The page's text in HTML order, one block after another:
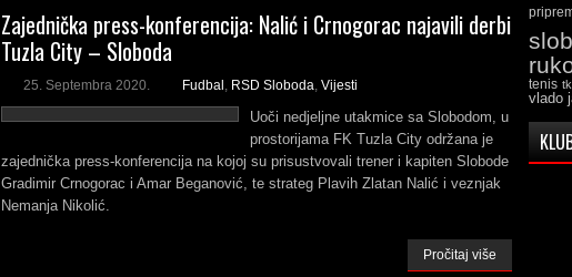
Zajednička press-konferencija: Nalić i Crnogorac najavili derbi
Tuzla City – Sloboda
25. Septembra 2020. Fudbal , RSD Sloboda, Vijesti
Uoči nedjeljne utakmice sa Slobodom, u
prostorijama FK Tuzla City održana je
zajednička press-konferencija na kojoj su prisustvovali trener i kapiten Slobode
Gradimir Crnogorac i Amar Beganović, te strateg Plavih Zlatan Nalić i veznjak
Nemanja Nikolić.
Pročitaj više
tenis
vlado